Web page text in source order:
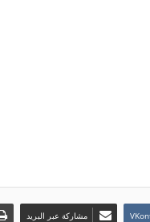
مشاركة عبر البريد